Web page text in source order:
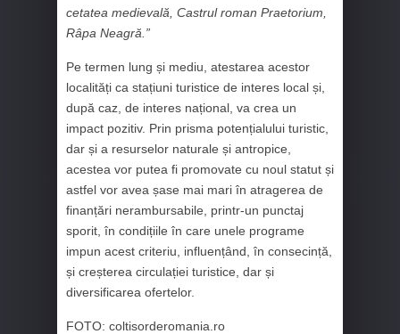
cetatea medievală, Castrul roman Praetorium,
Râpa Neagră.”
Pe termen lung și mediu, atestarea acestor
localități ca stațiuni turistice de interes local și,
după caz, de interes național, va crea un
impact pozitiv. Prin prisma potențialului turistic,
dar și a resurselor naturale și antropice,
acestea vor putea fi promovate cu noul statut și
astfel vor avea șase mai mari în atragerea de
finanțări nerambursabile, printr-un punctaj
sporit, în condițiile în care unele programe
impun acest criteriu, influențând, în consecință,
și creșterea circulației turistice, dar și
diversificarea ofertelor.
FOTO: coltisorderomania.ro